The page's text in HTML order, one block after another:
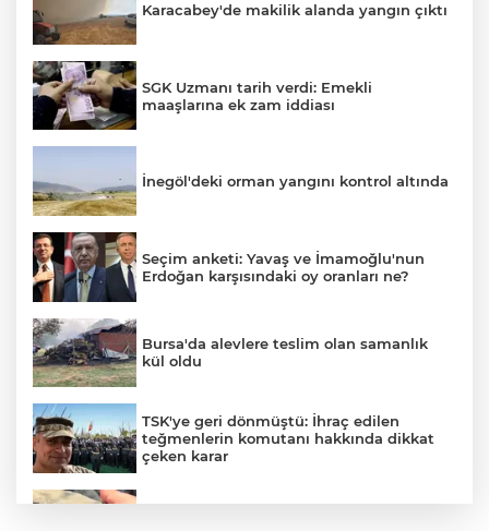
Karacabey'de makilik alanda yangın çıktı
SGK Uzmanı tarih verdi: Emekli
maaşlarına ek zam iddiası
İnegöl'deki orman yangını kontrol altında
Seçim anketi: Yavaş ve İmamoğlu'nun
Erdoğan karşısındaki oy oranları ne?
Bursa'da alevlere teslim olan samanlık
kül oldu
TSK'ye geri dönmüştü: İhraç edilen
teğmenlerin komutanı hakkında dikkat
çeken karar